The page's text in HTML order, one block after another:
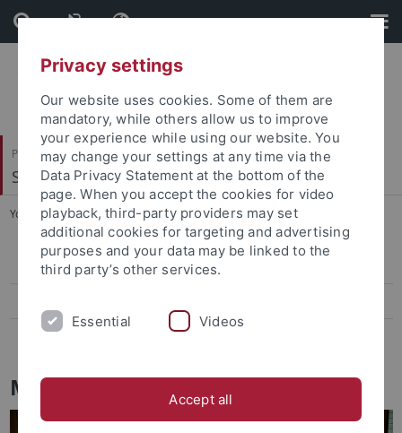
Skip
to
content
Skip
to
footer
Philosophische Fakultät
Seminar für Allgemeine Rhetorik
You are here: Startseite ... Master
Rund ums Studium
FAQ zum Master
Master-Studium
Privacy settings
Our website uses cookies. Some of them are
mandatory, while others allow us to improve
your experience while using our website. You
may change your settings at any time via the
Data Privacy Statement at the bottom of the
page. When you accept the cookies for video
playback, third-party providers may set
additional cookies for targeting and advertising
purposes and your data may be linked to the
third party’s other services.
Essential Videos
Accept all